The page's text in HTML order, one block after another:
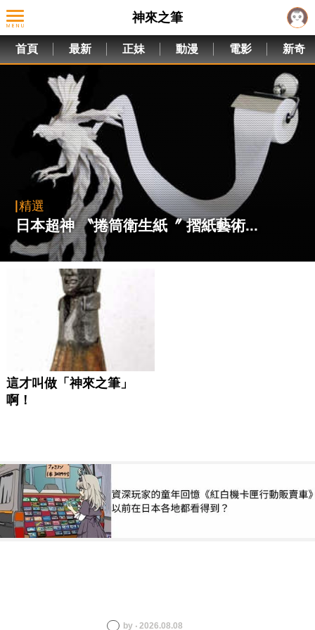
神來之筆
首頁 最新 正妹 動漫 電影 新奇
精選
by ‧ 2026.08.08